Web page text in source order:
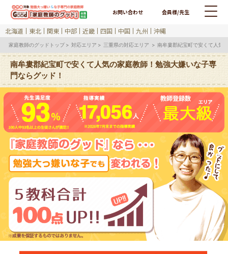
お問い合わせ 会員様/先生
北海道 東北 関東 中部 近畿 四国 中国 九州 沖縄
家庭教師のグッドトップ 対応エリア 三重県の対応エリア 南牟婁郡紀宝町で安くて人気
南牟婁郡紀宝町で安くて人気の家庭教師！勉強大嫌いな子専
門ならグッド！